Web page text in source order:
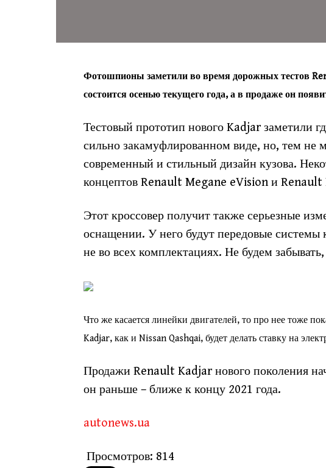
Фотошпионы заметили во время дорожных тестов
состоится осенью текущего года, а в продаже он
Тестовый прототип нового Kadjar заметили
сильно закамуфлированном виде, но, тем не
современный и стильный дизайн кузова.
концептов Renault Megane eVision и
Этот кроссовер получит также серьезные
оснащении. У него будут передовые
не во всех комплектациях. Не будем
Что же касается линейки двигателей, то про нее тоже
Kadjar, как и Nissan Qashqai, будет делать ставку на
Продажи Renault Kadjar нового поколения
он раньше – ближе к концу 2021 года.
autonews.ua
Просмотров: 814